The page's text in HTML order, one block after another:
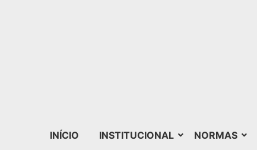
INÍCIO INSTITUCIONAL NORMAS